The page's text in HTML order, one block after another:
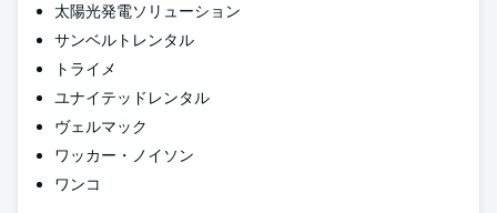
太陽光発電ソリューション
サンベルトレンタル
トライメ
ユナイテッドレンタル
ヴェルマック
ワッカー・ノイソン
ワンコ